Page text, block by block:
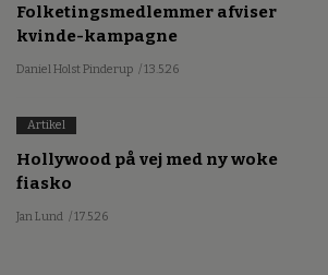
Folketingsmedlemmer afviser
kvinde-kampagne
Daniel Holst Pinderup / 13.5.26
Artikel
Hollywood på vej med ny woke
fiasko
Jan Lund / 17.5.26